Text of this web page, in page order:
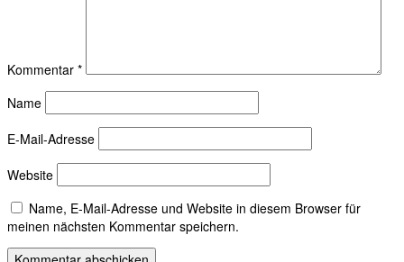
Kommentar *
Name
E-Mail-Adresse
Website
Name, E-Mail-Adresse und Website in diesem Browser für
meinen nächsten Kommentar speichern.